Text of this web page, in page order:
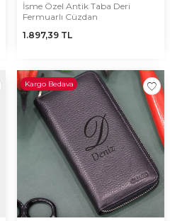
İsme Özel Antik Taba Deri
Fermuarlı Cüzdan
1.897,39 TL
Kargo Bedava